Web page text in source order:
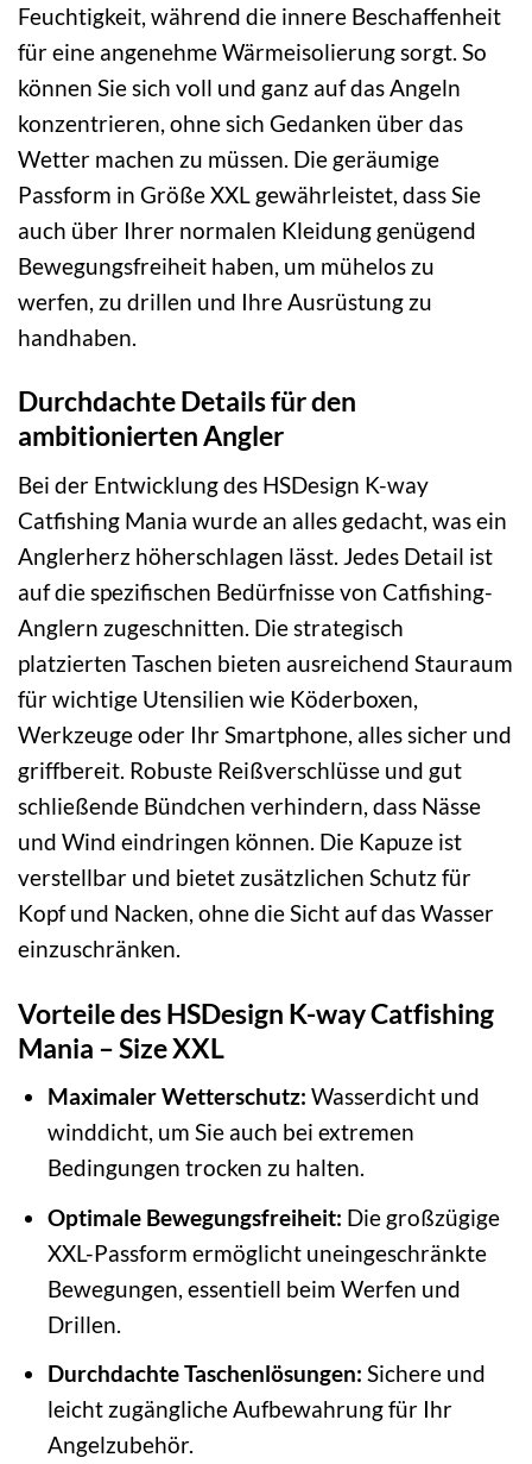
Feuchtigkeit, während die innere Beschaffenheit
für eine angenehme Wärmeisolierung sorgt. So
können Sie sich voll und ganz auf das Angeln
konzentrieren, ohne sich Gedanken über das
Wetter machen zu müssen. Die geräumige
Passform in Größe XXL gewährleistet, dass Sie
auch über Ihrer normalen Kleidung genügend
Bewegungsfreiheit haben, um mühelos zu
werfen, zu drillen und Ihre Ausrüstung zu
handhaben.
Durchdachte Details für den
ambitionierten Angler
Bei der Entwicklung des HSDesign K-way
Catfishing Mania wurde an alles gedacht, was ein
Anglerherz höherschlagen lässt. Jedes Detail ist
auf die spezifischen Bedürfnisse von Catfishing-
Anglern zugeschnitten. Die strategisch
platzierten Taschen bieten ausreichend Stauraum
für wichtige Utensilien wie Köderboxen,
Werkzeuge oder Ihr Smartphone, alles sicher und
griffbereit. Robuste Reißverschlüsse und gut
schließende Bündchen verhindern, dass Nässe
und Wind eindringen können. Die Kapuze ist
verstellbar und bietet zusätzlichen Schutz für
Kopf und Nacken, ohne die Sicht auf das Wasser
einzuschränken.
Vorteile des HSDesign K-way Catfishing
Mania – Size XXL
Maximaler Wetterschutz: Wasserdicht und
winddicht, um Sie auch bei extremen
Bedingungen trocken zu halten.
Optimale Bewegungsfreiheit: Die großzügige
XXL-Passform ermöglicht uneingeschränkte
Bewegungen, essentiell beim Werfen und
Drillen.
Durchdachte Taschenlösungen: Sichere und
leicht zugängliche Aufbewahrung für Ihr
Angelzubehör.